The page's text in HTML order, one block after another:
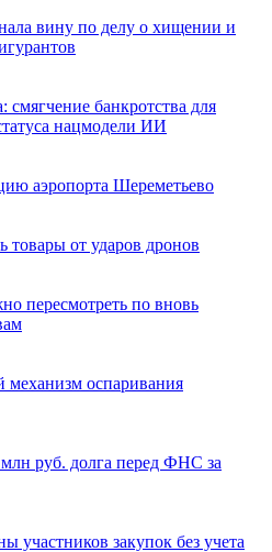
вину по делу о хищении и
смягчение банкротства для
нацмодели ИИ
аэропорта Шереметьево
товары от ударов дронов
пересмотреть по вновь
механизм оспаривания
руб. долга перед ФНС за
участников закупок без учета